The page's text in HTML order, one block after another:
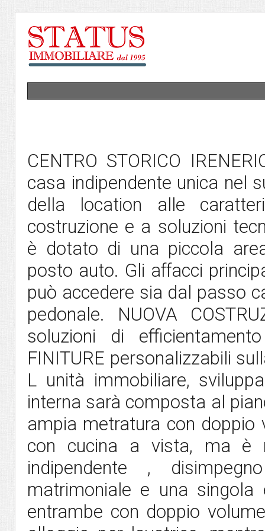
CENTRO STORICO
casa indipendente unica nel
della location alle
costruzione e a soluzioni
è dotato di una piccola
posto auto. Gli affacci
può accedere sia dal passo
pedonale. NUOVA
soluzioni di
FINITURE personalizzabili
L unità immobiliare,
interna sarà composta al
ampia metratura con doppio
con cucina a vista, ma è
indipendente ,
matrimoniale e una singola
entrambe con doppio